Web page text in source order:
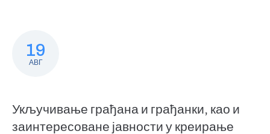
19
АВГ
Укључивање грађана и грађанки, као и
заинтересоване јавности у креирање